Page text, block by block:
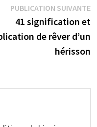
:
PUBLICATION SUIVANTE
41 signification et
de rêver d’un
hérisson